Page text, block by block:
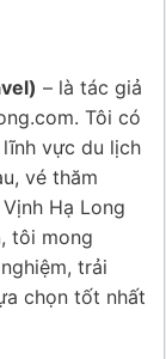
– là tác giả
Tôi có
vực du lịch
vé thăm
Hạ Long
tôi mong
trải
chọn tốt nhất